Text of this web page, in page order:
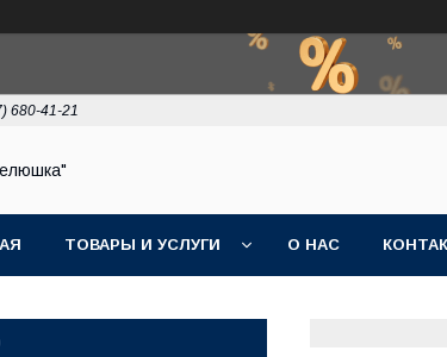
680-41-21
ТОВАРЫ И УСЛУГИ О НАС